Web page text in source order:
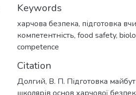
Keywords
харчова безпека, підготовка
компетентність, food safety,
competence
Citation
Долгий, В. П. Підготовка